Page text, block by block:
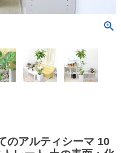
のアルティシーマ 10